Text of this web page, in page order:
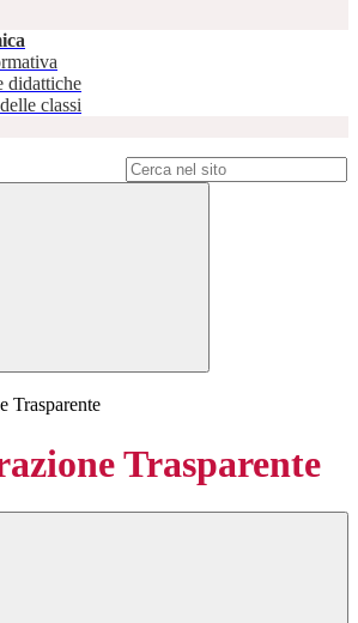
didattiche
classi
Trasparente
Trasparente